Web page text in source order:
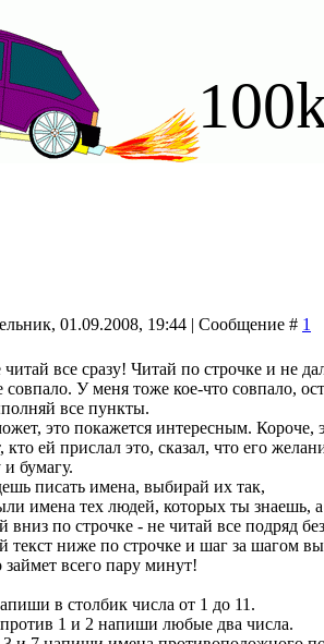
01.09.2008, 19:44 | Сообщение # 1
все сразу! Читай по строчке и не
совпало. У меня тоже кое-что совпало,
все пункты.
это покажется интересным. Короче,
ей прислал это, сказал, что его
бумагу.
писать имена, выбирай их так,
имена тех людей, которых ты знаешь,
вниз по строчке - не читай все подряд
текст ниже по строчке и шаг за шагом
займет всего пару минут!
в столбик числа от 1 до 11.
1 и 2 напиши любые два числа.